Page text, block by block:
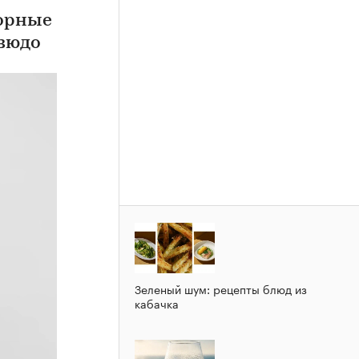
Зеленый шум: рецепты блюд из
кабачка